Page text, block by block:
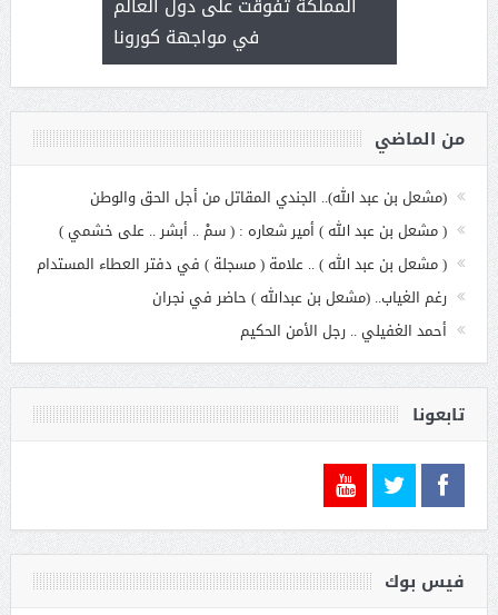
في مواجهة كورونا
من الماضي
(مشعل بن عبد الله).. الجندي المقاتل من أجل الحق والوطن
( مشعل بن عبد الله ) أمير شعاره : ( سمْ .. أبشر .. على خشمي )
( مشعل بن عبد الله ) .. علامة ( مسجلة ) في دفتر العطاء المستدام
رغم الغياب.. (مشعل بن عبدالله ) حاضر في نجران
أحمد الغفيلي .. رجل الأمن الحكيم
تابعونا
فيس بوك